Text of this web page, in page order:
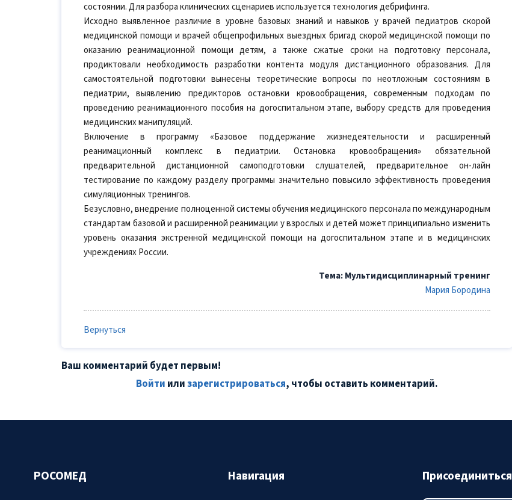
состоянии. Для разбора клинических сценариев используется технология дебрифинга.
Исходно выявленное различие в уровне базовых знаний и навыков у врачей педиатров скорой
медицинской помощи и врачей общепрофильных выездных бригад скорой медицинской помощи по
оказанию реанимационной помощи детям, а также сжатые сроки на подготовку персонала,
продиктовали необходимость разработки контента модуля дистанционного образования. Для
самостоятельной подготовки вынесены теоретические вопросы по неотложным состояниям в
педиатрии, выявлению предикторов остановки кровообращения, современным подходам по
проведению реанимационного пособия на догоспитальном этапе, выбору средств для проведения
медицинских манипуляций.
Включение в программу «Базовое поддержание жизнедеятельности и расширенный
реанимационный комплекс в педиатрии. Остановка кровообращения» обязательной
предварительной дистанционной самоподготовки слушателей, предварительное он-лайн
тестирование по каждому разделу программы значительно повысило эффективность проведения
симуляционных тренингов.
Безусловно, внедрение полноценной системы обучения медицинского персонала по международным
стандартам базовой и расширенной реанимации у взрослых и детей может принципиально изменить
уровень оказания экстренной медицинской помощи на догоспитальном этапе и в медицинских
учреждениях России.
Тема: Мультидиcциплинарный тренинг
Мария Бородина
Вернуться
Ваш комментарий будет первым!
Войти илизарегистрироваться, чтобы оставить комментарий.
РОСОМЕД Навигация Присоединиться